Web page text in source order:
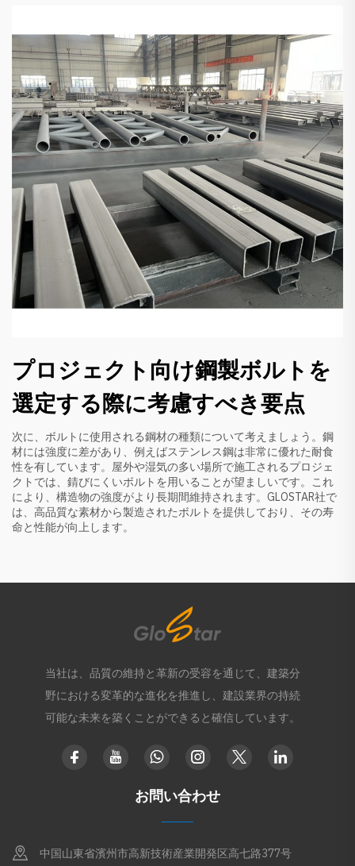
プロジェクト向け鋼製ボルトを
選定する際に考慮すべき要点
次に、ボルトに使用される鋼材の種類について考えましょう。鋼
材には強度に差があり、例えばステンレス鋼は非常に優れた耐食
性を有しています。屋外や湿気の多い場所で施工されるプロジェ
クトでは、錆びにくいボルトを用いることが望ましいです。これ
により、構造物の強度がより長期間維持されます。GLOSTAR社で
は、高品質な素材から製造されたボルトを提供しており、その寿
命と性能が向上します。
当社は、品質の維持と革新の受容を通じて、建築分
野における変革的な進化を推進し、建設業界の持続
可能な未来を築くことができると確信しています。
お問い合わせ
中国山東省濱州市高新技術産業開発区高七路377号